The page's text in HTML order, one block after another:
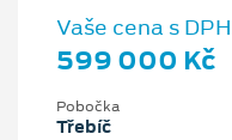
Vaše cena s DPH
599 000 Kč
Pobočka
Třebíč